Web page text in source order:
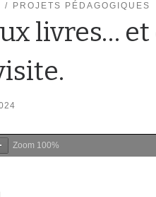
PROJETS PÉDAGOGIQUES
livres… et
Zoom 100%